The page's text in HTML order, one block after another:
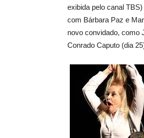
exibida pelo canal
com Bárbara Paz e
novo convidado, como
Conrado Caputo (dia